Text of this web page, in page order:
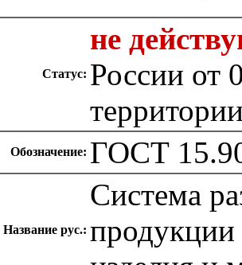
Статус:
не
России от
Обозначение: ГОСТ
Название рус.:
Система
продукции